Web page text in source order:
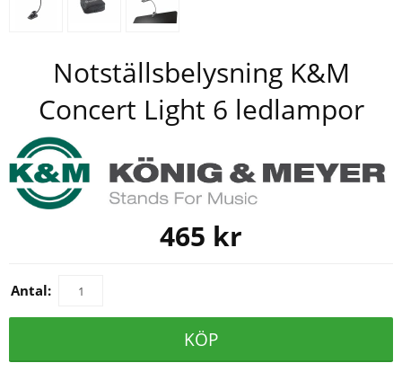
Notställsbelysning K&M
Concert Light 6 ledlampor
465 kr
Antal:
KÖP